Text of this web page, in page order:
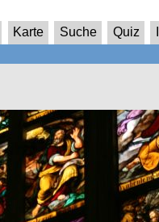
Karte Suche Quiz